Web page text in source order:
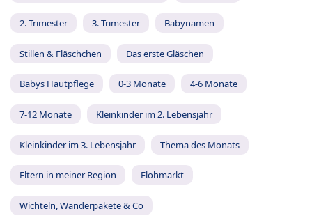
2. Trimester 3. Trimester Babynamen
Stillen & Fläschchen Das erste Gläschen
Babys Hautpflege 0-3 Monate 4-6 Monate
7-12 Monate Kleinkinder im 2. Lebensjahr
Kleinkinder im 3. Lebensjahr Thema des Monats
Eltern in meiner Region Flohmarkt
Wichteln, Wanderpakete & Co